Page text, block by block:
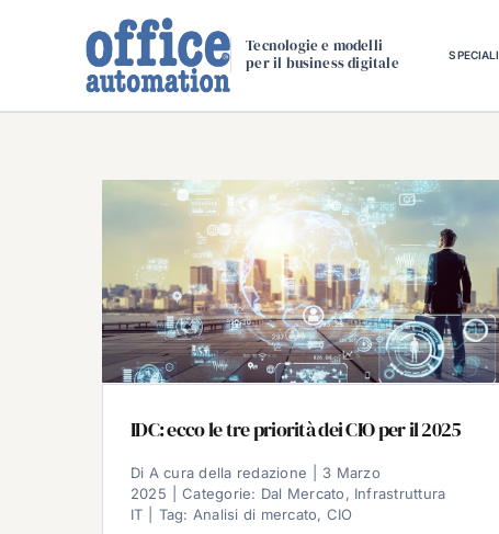
Tecnologie e modelli
per il business digitale
SPECIALI
IDC: ecco le tre priorità dei CIO per il 2025
Di A cura della redazione
3 Marzo
2025
Categorie: Dal Mercato, Infrastruttura
IT
Tag: Analisi di mercato, CIO